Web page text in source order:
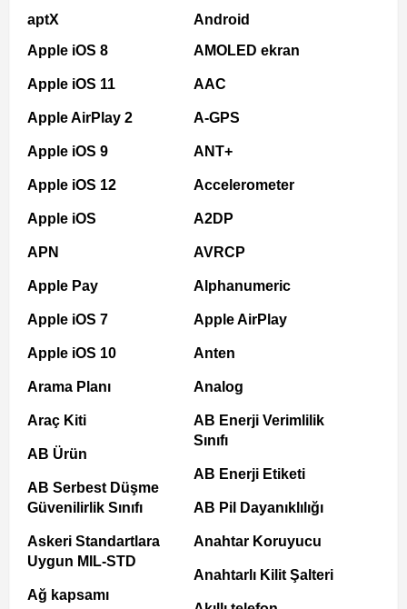
aptX
Apple iOS 8
Apple iOS 11
Apple AirPlay 2
Apple iOS 9
Apple iOS 12
Apple iOS
APN
Apple Pay
Apple iOS 7
Apple iOS 10
Arama Planı
Araç Kiti
AB Ürün
AB Serbest Düşme
Güvenilirlik Sınıfı
Askeri Standartlara
Uygun MIL-STD
Ağ kapsamı
Android
AMOLED ekran
AAC
A-GPS
ANT+
Accelerometer
A2DP
AVRCP
Alphanumeric
Apple AirPlay
Anten
Analog
AB Enerji Verimlilik
Sınıfı
AB Enerji Etiketi
AB Pil Dayanıklılığı
Anahtar Koruyucu
Anahtarlı Kilit Şalteri